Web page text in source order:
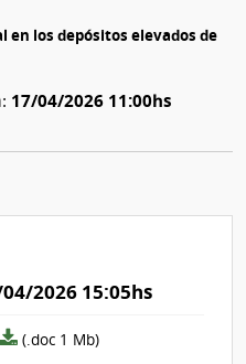
los depósitos elevados de
17/04/2026 11:00hs
2026 15:05hs
archivo
(.doc 1 Mb)